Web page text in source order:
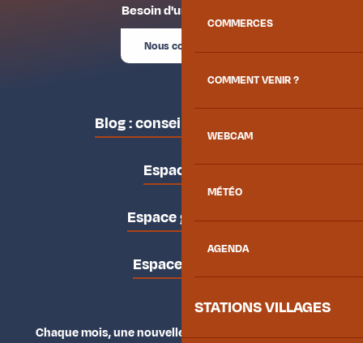
COMMERCES
COMMENT VENIR ?
WEBCAM
MÉTÉO
AGENDA
STATIONS VILLAGES
Besoin d'un conseil ?
Nous contacter
Blog : conseils des locaux
Espace pro
Espace groupes
Espace presse
Chaque mois, une nouvelle façon d'explorer la vallée.